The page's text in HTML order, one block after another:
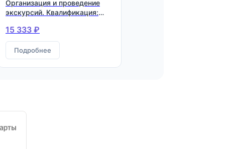
Организация и проведение
экскурсий. Квалификация:
15 333 ₽
Подробнее